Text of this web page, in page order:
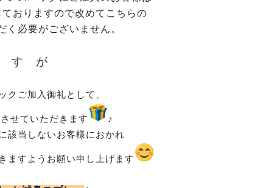
おりますので改めてこちらの
く必要がございません。
す が
クご加入御礼として、
せていただきます
♪
該当しないお客様におかれ
ますよう お願い申し上げます